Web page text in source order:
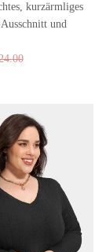
kurzärmliges
und